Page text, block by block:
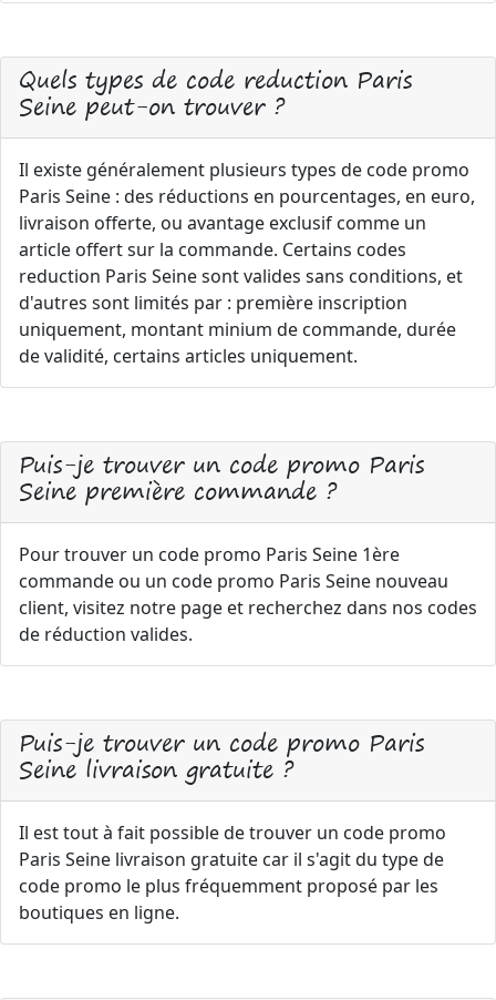
Quels types de code reduction Paris
Seine peut-on trouver ?
Il existe généralement plusieurs types de code promo
Paris Seine : des réductions en pourcentages, en euro,
livraison offerte, ou avantage exclusif comme un
article offert sur la commande. Certains codes
reduction Paris Seine sont valides sans conditions, et
d'autres sont limités par : première inscription
uniquement, montant minium de commande, durée
de validité, certains articles uniquement.
Puis-je trouver un code promo Paris
Seine première commande ?
Pour trouver un code promo Paris Seine 1ère
commande ou un code promo Paris Seine nouveau
client, visitez notre page et recherchez dans nos codes
de réduction valides.
Puis-je trouver un code promo Paris
Seine livraison gratuite ?
Il est tout à fait possible de trouver un code promo
Paris Seine livraison gratuite car il s'agit du type de
code promo le plus fréquemment proposé par les
boutiques en ligne.